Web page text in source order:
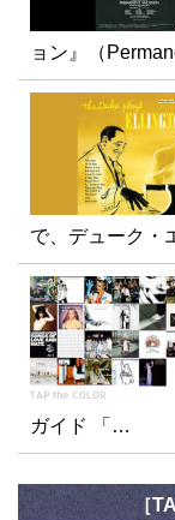
ョン』（
で、デューク・
ガイド 「…
［